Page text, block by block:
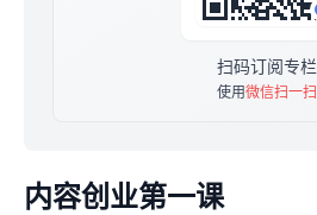
扫码订阅专栏
使用微信扫一扫
内容创业第一课